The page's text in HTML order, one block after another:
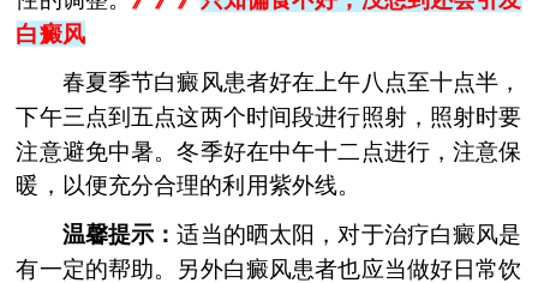
白癜风
春夏季节白癜风患者好在上午八点至十点半，
下午三点到五点这两个时间段进行照射，照射时要
注意避免中暑。冬季好在中午十二点进行，注意保
暖，以便充分合理的利用紫外线。
温馨提示：适当的晒太阳，对于治疗白癜风是
有一定的帮助。另外白癜风患者也应当做好日常饮